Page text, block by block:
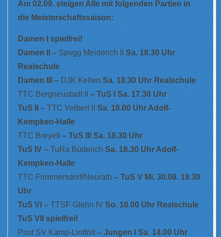
Am 02.09. steigen Alle mit folgenden Partien in
die Meisterschaftssaison:
Damen I spielfrei!
Damen II – Spvgg Meiderich II
Sa. 18.30 Uhr
Realschule
Damen III – DJK Kellen Sa. 18.30 Uhr Realschule
TTC Bergneustadt II
– TuS I Sa. 17.30 Uhr
TuS II – TTC Velbert II
Sa. 18.00 Uhr Adolf-
Kempken-Halle
TTC Breyell – TuS III Sa. 18.30 Uhr
TuS IV – TuRa Büderich Sa. 18.30 Uhr Adolf-
Kempken-Halle
TTC Frimmersdorf/Neurath – TuS V Mi. 30.08. 19.30
Uhr
TuS VI – TTSF Glehn IV So. 10.00 Uhr Realschule
TuS VII spielfrei!
Post SV Kamp-Lintfort– Jungen I Sa. 14.00 Uhr